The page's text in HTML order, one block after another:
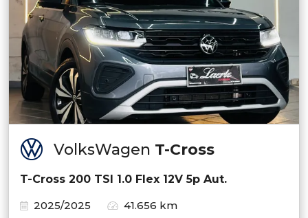
VolksWagen T-Cross
T-Cross 200 TSI 1.0 Flex 12V 5p Aut.
2025/2025
41.656 km